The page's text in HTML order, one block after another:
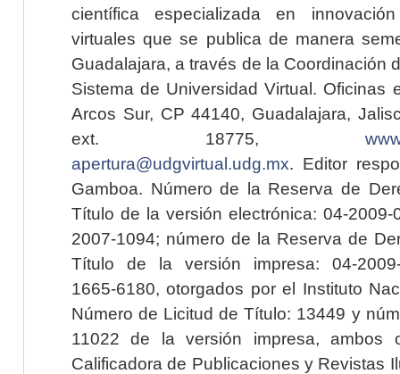
científica especializada en
virtuales que se publica de manera
Guadalajara, a través de la Coordinación
Sistema de Universidad Virtual. Oficinas
Arcos Sur, CP 44140, Guadalajara,
ext. 18775,
apertura@udgvirtual.udg.mx. Editor
Gamboa. Número de la Reserva de
Título de la versión electrónica: 04-2009-
2007-1094; número de la Reserva de
Título de la versión impresa: 04-2009-
1665-6180, otorgados por el Instituto
Número de Licitud de Título: 13449 y
11022 de la versión impresa, ambos
Calificadora de Publicaciones y Revistas